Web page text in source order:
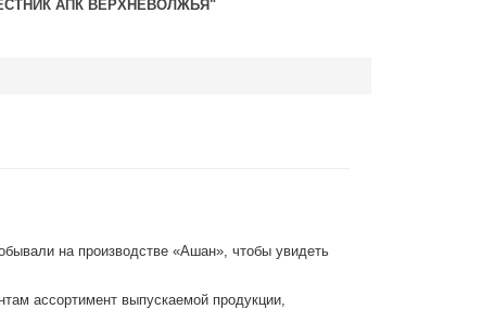
АПК ВЕРХНЕВОЛЖЬЯ"
на производстве «Ашан», чтобы увидеть
ассортимент выпускаемой продукции,